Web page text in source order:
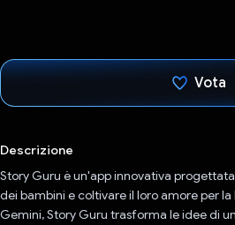
Vota
Descrizione
Story Guru è un'app innovativa
dei bambini e coltivare il loro amore per
Gemini, Story Guru trasforma le idee di